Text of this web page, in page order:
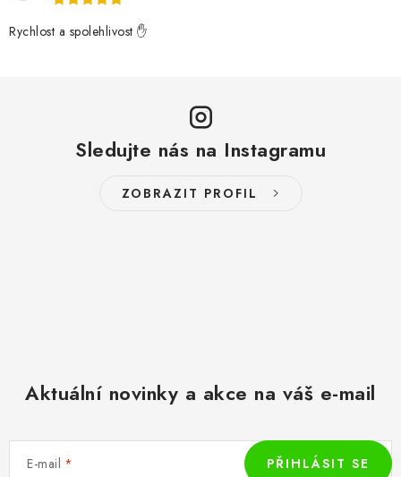
Rychlost a spolehlivost ✋
Sledujte nás na Instagramu
ZOBRAZIT PROFIL
Aktuální novinky a akce na váš e-mail
E-mail PŘIHLÁSIT SE